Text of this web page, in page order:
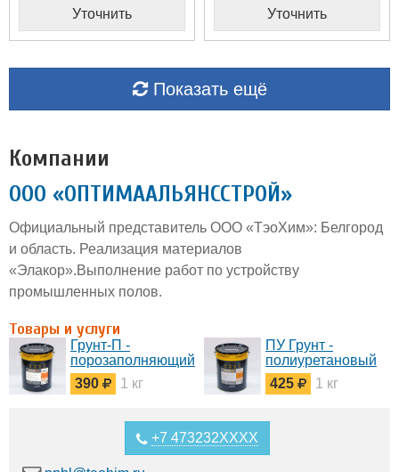
Уточнить Уточнить
Показать ещё
Компании
ООО «ОПТИМААЛЬЯНССТРОЙ»
Официальный представитель ООО «ТэоХим»: Белгород
и область. Реализация материалов
«Элакор».Выполнение работ по устройству
промышленных полов.
Товары и услуги
Грунт-П -
порозаполняющий
грунт
полиуретановый
порозаполняющий
однокомпонентный
полиуретановый
390 1 кг
ПУ Грунт -
полиуретановый
грунт для бетона
пропиточныйГрунт
ПУ -
425 1 кг
+7 473232XXXX